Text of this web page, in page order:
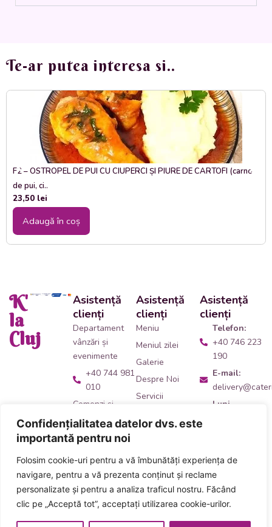
Confidențialitatea datelor dvs. este
importantă pentru noi
Folosim cookie-uri pentru a vă îmbunătăți experiența de
navigare, pentru a vă prezenta conținut și reclame
personalizate și pentru a analiza traficul nostru. Făcând
clic pe „Acceptă tot”, acceptați utilizarea cookie-urilor.
Te-ar putea interesa si..
F2 – OSTROPEL DE PUI CU CIUPERCI ȘI PIURE DE CARTOFI (carne
de pui, ci..
23,50 lei
Adaugă în coș
K'
la
Cluj
Asistență
clienți
Departament
vânzări și
evenimente
+40 744 981
010
Comenzi și
livrări catering
+40 746 223
Acceptăm plata
numerar și card
inclusiv carduri
de masă
Asistență
clienți
Meniu
Meniul zilei
Galerie
Despre Noi
Servicii
Asistență
clienți
Telefon:
+40 746 223
190
E-mail:
Luni -
Adresă:
găsești